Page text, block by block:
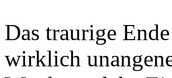
Das traurige
wirklich